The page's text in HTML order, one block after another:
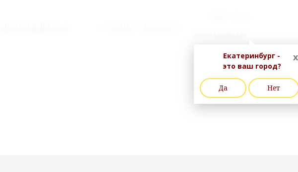
x
Екатеринбург -
это ваш город?
Да Нет